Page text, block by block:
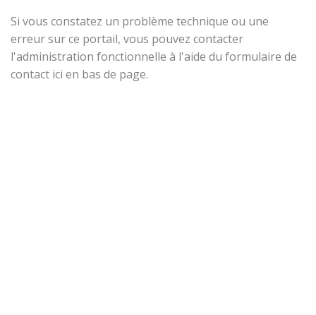
Si vous constatez un problème technique ou une
erreur sur ce portail, vous pouvez contacter
l'administration fonctionnelle à l'aide du formulaire de
contact ici en bas de page.